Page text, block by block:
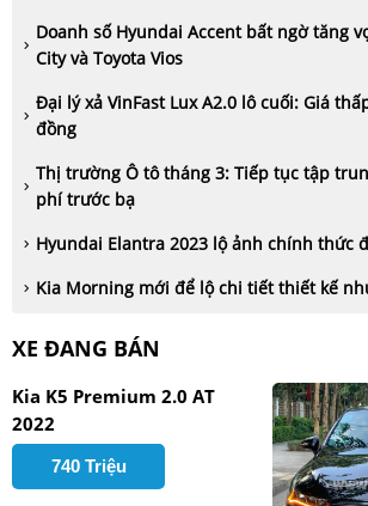
Doanh số Hyundai Accent bất ngờ tăng
City và Toyota Vios
Đại lý xả VinFast Lux A2.0 lô cuối: Giá
đồng
Thị trường Ô tô tháng 3: Tiếp tục tập
phí trước bạ
Hyundai Elantra 2023 lộ ảnh chính thức
Kia Morning mới để lộ chi tiết thiết kế
XE ĐANG BÁN
Kia K5 Premium 2.0 AT
2022
740 Triệu